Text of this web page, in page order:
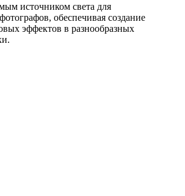
источником света для
обеспечивая создание
эффектов в разнообразных